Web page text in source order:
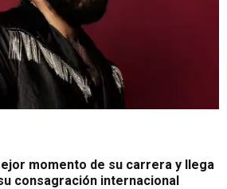
momento de su carrera y llega
consagración internacional